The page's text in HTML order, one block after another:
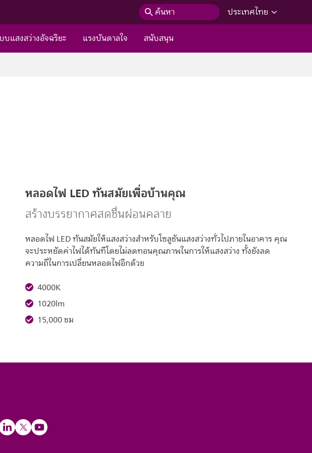
ค้นหา
ประเทศไทย
บแสงสว่างอัจฉริยะ แรงบันดาลใจ สนับสนุน
หลอดไฟ LED ทันสมัยเพื่อบ้านคุณ
สร้างบรรยากาศสดชื่นผ่อนคลาย
หลอดไฟ LED ทันสมัยให้แสงสว่างสำหรับโซลูชันแสงสว่างทั่วไปภายในอาคาร คุณ
จะประหยัดค่าไฟได้ทันทีโดยไม่ลดทอนคุณภาพในการให้แสงสว่าง ทั้งยังลด
ความถี่ในการเปลี่ยนหลอดไฟอีกด้วย
4000K
1020lm
15,000 ชม